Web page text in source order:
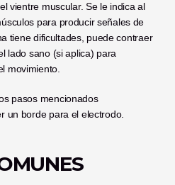
vientre muscular. Se le indica al
para producir señales de
tiene dificultades, puede contraer
lado sano (si aplica) para
movimiento.
pasos mencionados
un borde para el electrodo.